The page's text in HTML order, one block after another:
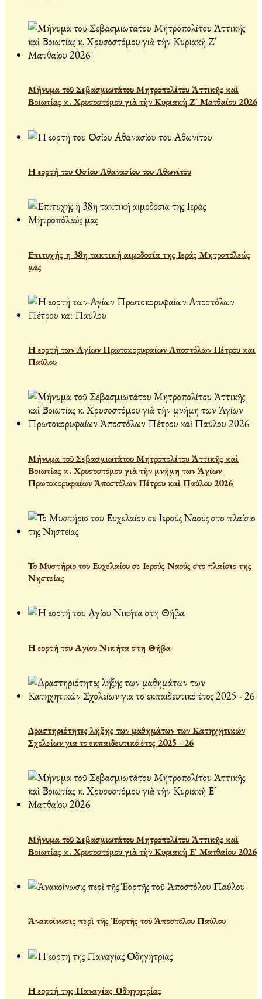
Μήνυμα τοῦ Σεβασμιωτάτου Μητροπολίτου Ἀττικῆς καὶ
Βοιωτίας κ. Χρυσοστόμου γιὰ τὴν Κυριακὴ Ζ΄ Ματθαίου 2026
Η εορτή του Οσίου Αθανασίου του Αθωνίτου
Επιτυχής η 38η τακτική αιμοδοσία της Ιεράς Μητροπόλεώς
μας
Η εορτή των Αγίων Πρωτοκορυφαίων Αποστόλων Πέτρου και
Παύλου
Μήνυμα τοῦ Σεβασμιωτάτου Μητροπολίτου Ἀττικῆς καὶ
Βοιωτίας κ. Χρυσοστόμου γιὰ τὴν μνήμη των Ἁγίων
Πρωτοκορυφαίων Ἀποστόλων Πέτρου καὶ Παύλου 2026
Το Μυστήριο του Ευχελαίου σε Ιερούς Ναούς στο πλαίσιο της
Νηστείας
Η εορτή του Αγίου Νικήτα στη Θήβα
Δραστηριότητες λήξης των μαθημάτων των Κατηχητικών
Σχολείων για το εκπαιδευτικό έτος 2025 - 26
Μήνυμα τοῦ Σεβασμιωτάτου Μητροπολίτου Ἀττικῆς καὶ
Βοιωτίας κ. Χρυσοστόμου γιὰ τὴν Κυριακὴ Ε´ Ματθαίου 2026
Ἀνακοίνωσις περὶ τῆς Ἑορτῆς τοῦ Ἀποστόλου Παύλου
Η εορτή της Παναγίας Οδηγητρίας